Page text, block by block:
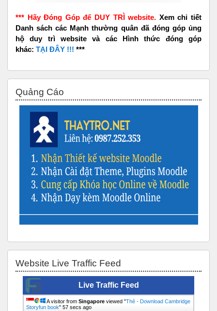
*** Hãy Đóng Góp để DUY TRÌ website. Xem chi tiết
Danh sách các Mạnh thường quân đã đóng góp ủng
hộ duy trì website và các Hình thức đóng góp
khác: TẠI ĐÂY !!! ***
Quảng Cáo
Website Live Traffic Feed
Live Traffic Feed
A visitor from Singapore viewed "Thẻ - Download Cambridge
Storyfun book" 58 secs ago